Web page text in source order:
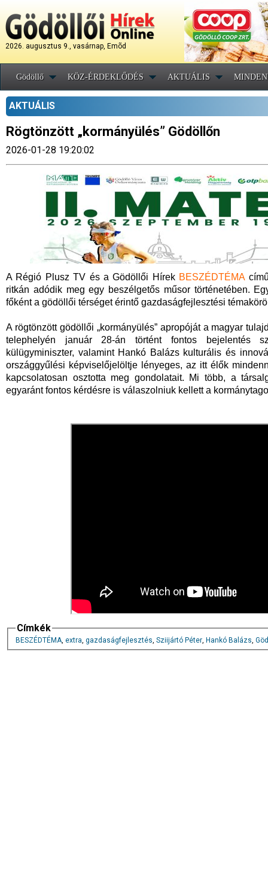
2026. augusztus 9., vasárnap, Emõd
Gödöllő KÖZ-ÉRDEKLŐDÉS AKTUÁLIS
AKTUÁLIS
Rögtönzött „kormányülés” Gödöllőn
2026-01-28 19:20:02
A Régió Plusz TV és a Gödöllői Hírek BESZÉDTÉMAcímű
ritkán adódik meg egy beszélgetős műsor történetében.
főként a gödöllői térséget érintő gazdaságfejlesztési
A rögtönzött gödöllői „kormányülés” apropóját a magyar
telephelyén január 28-án történt fontos bejelentés
külügyminiszter, valamint Hankó Balázs kulturális és
országgyűlési képviselőjelöltje lényeges, az itt élők
kapcsolatosan osztotta meg gondolatait. Mi több, a
egyaránt fontos kérdésre is válaszolniuk kellett a
Címkék
BESZÉDTÉMA, extra, gazdaságfejlesztés, Sziijártó Péter, Hankó Balázs,